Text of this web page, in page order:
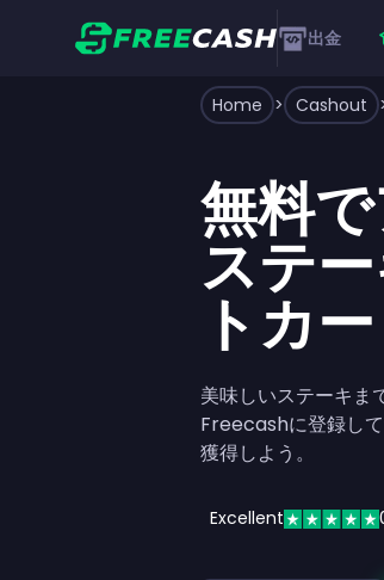
出金
Home > Cashout
無料
ステ
トカ
美味しいステーキま
Freecashに登録し
獲得しよう。
Excellent